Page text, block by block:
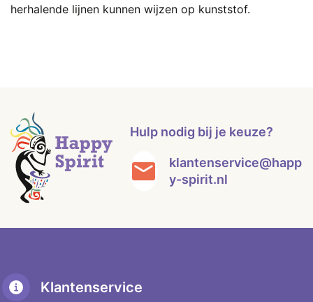
herhalende lijnen kunnen wijzen op kunststof.
Hulp nodig bij je keuze?
klantenservice@happ
y-spirit.nl
Klantenservice